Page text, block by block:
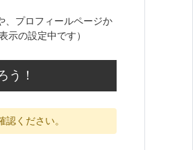
、プロフィールページか
示の設定中です）
う！
認ください。